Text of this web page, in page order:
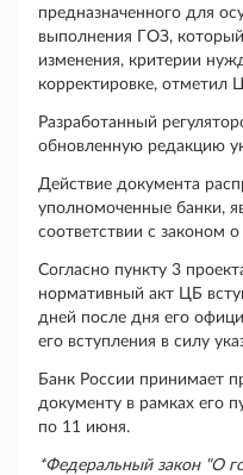
предназначенного для
выполнения ГОЗ,
изменения, критерии
корректировке, отметил
Разработанный
обновленную редакцию
Действие документа
уполномоченные банки,
соответствии с законом о
Согласно пункту 3
нормативный акт ЦБ
дней после дня его
его вступления в силу
Банк России принимает
документу в рамках его
по 11 июня.
*Федеральный закон "О